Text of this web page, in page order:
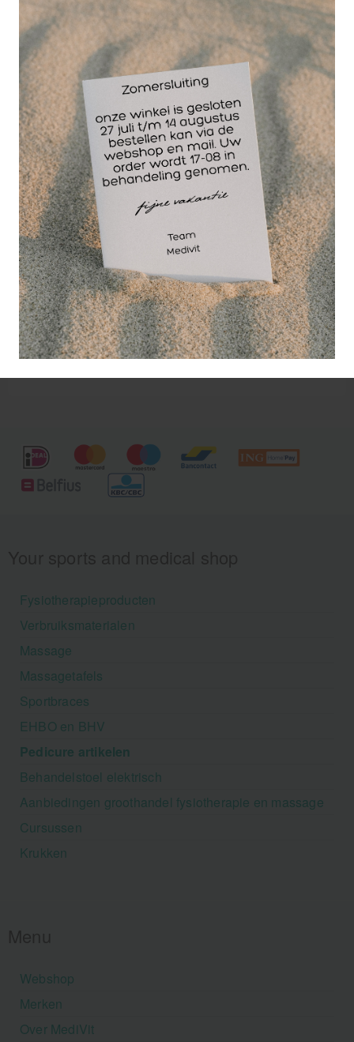
Hard metaalfrais
429X / 060
Voor linkshandigen.
Voor links lopend
gebruik in de richting
van het lichaam.
Geoptimaliseerde
afvoer van vijlsel
richting afzuiging. Voor het bewerken van gipsen,
kunststoffen en metalen.
Schacht-ø 2,35 mm
Kruisvertanding middel
Voor het afwerken en in vorm frezen.
Fysiotherapieproducten
Verbruiksmaterialen
Massage
Massagetafels
Sportbraces
EHBO en BHV
Pedicure artikelen
Behandelstoel elektrisch
Aanbiedingen groothandel fysiotherapie en massage
Cursussen
Krukken
Webshop
Merken
Over MediVit